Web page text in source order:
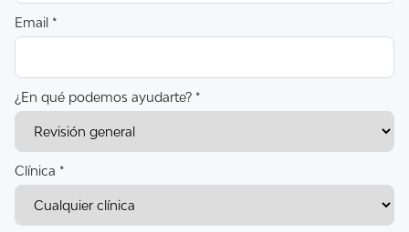
Email *
¿En qué podemos ayudarte? *
Clínica *